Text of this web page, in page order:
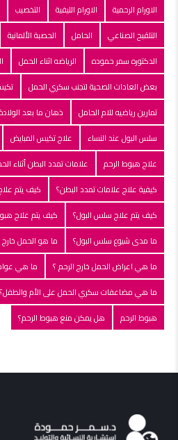
الاورام الرحمية
الاورام الليفية التخصيب
التلقبح الصناعي
الحامل الحصبة الألمانية
الدكتوره سمر حموده
الرياضه اثناء الحمل
بعض العادات الصحية لتجنب سكري الحمل
تمارين رياضيه للام الحامل
ذهان ما بعد
سلس البول عند النساء
علاج تكيس المبايض
علاج هبوط الرحم
علامات تمدد البطن أثناء
كيفية علاج علامات تمدد البطن؟
كيف يتم
كيف يتم علاج سلس البول؟
كيف يتم علاج
ما مدى شيوع سلس البول؟
ما هو الحمل خارج
ما هي اعراض الحمل خارج الرحم ؟
ما هي
ما هي مضاعفات سكري الحمل على الأم والطفل؟
هبوط الرحم
هل يمكن منع هبوط الرحم؟